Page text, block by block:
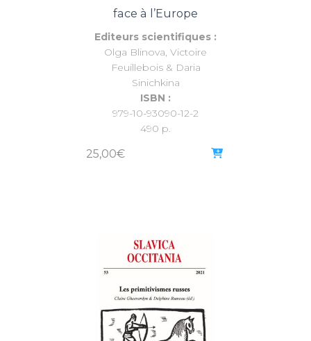
face à l’Europe
Editeurs scientifiques :
Olga Blinova, Victoire
Feuillebois & Daria
Sinichkina
ISBN :
979-10-93090-12-2
490 p.
25,00€